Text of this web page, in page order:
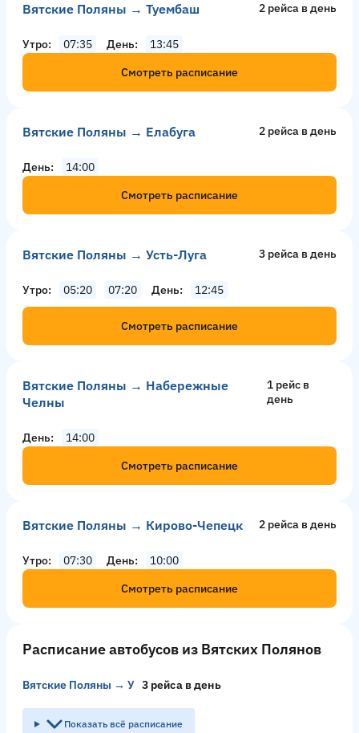
Вятские Поляны → Туембаш 2 рейсa в день
Утро 07:35 День
13:45
Смотреть расписание
Вятские Поляны → Елабуга 2 рейсa в день
День
14:00
Смотреть расписание
Вятские Поляны → Усть-Луга 3 рейсa в день
Утро 05:20 07:20 День 12:45
Смотреть расписание
Вятские Поляны → Набережные
Челны
1 рейс в
день
День
14:00
Смотреть расписание
Вятские Поляны → Кирово-Чепецк 2 рейсa в день
Утро 07:30 День
10:00
Смотреть расписание
Расписание автобусов из Вятских Полянов
Вятские Поляны → Усть-Луга3 рейсa в день
Показать всё расписание